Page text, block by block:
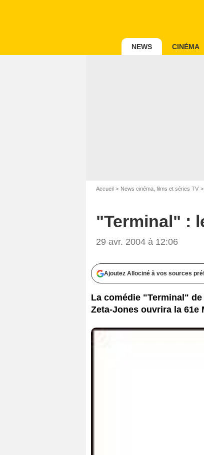
NEWS CINÉMA
Accueil News cinéma, films et séries TV
"Terminal" :
29 avr. 2004 à 12:06
Ajoutez Allociné à vos sources
La comédie "Terminal"
Zeta-Jones ouvrira la 61e